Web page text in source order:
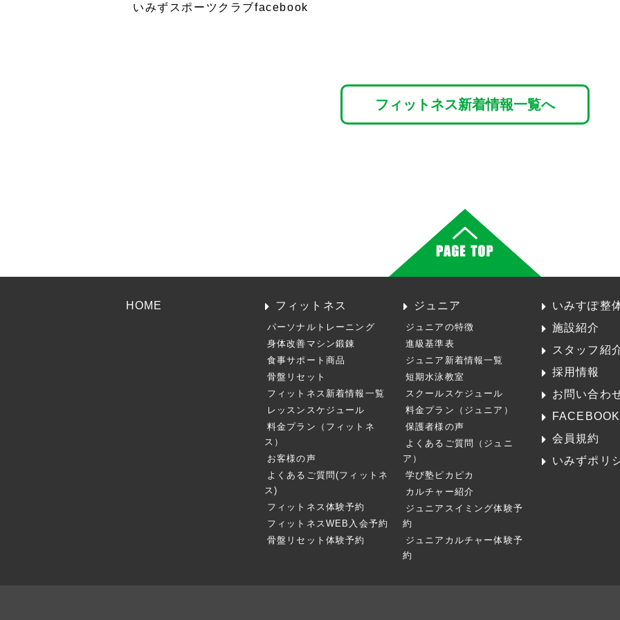
いみずスポーツクラブfacebook
フィットネス新着情報一覧へ
HOME フィットネス
パーソナルトレーニング
身体改善マシン鍛錬
食事サポート商品
骨盤リセット
フィットネス新着情報一覧
レッスンスケジュール
料金プラン（フィットネ
ス）
お客様の声
よくあるご質問(フィットネ
ス)
フィットネス体験予約
フィットネスWEB入会予約
骨盤リセット体験予約
ジュニア
ジュニアの特徴
進級基準表
ジュニア新着情報一覧
短期水泳教室
スクールスケジュール
料金プラン（ジュニア）
保護者様の声
よくあるご質問（ジュニ
ア）
学び塾ピカピカ
カルチャー紹介
ジュニアスイミング体験予
約
ジュニアカルチャー体験予
約
いみすぽ整
施設紹介
スタッフ紹
採用情報
お問い合わ
FACEBOOK
会員規約
いみずポリ